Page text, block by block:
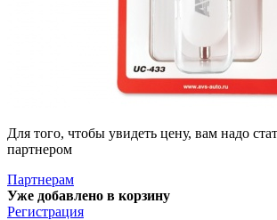
Для того, чтобы увидеть цену, вам надо
партнером
Партнерам
Уже добавлено в корзину
Регистрация